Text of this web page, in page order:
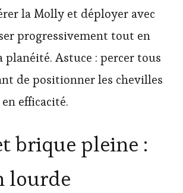
la Molly et déployer avec
progressivement tout en
Astuce : percer tous
de positionner les chevilles
efficacité.
brique pleine :
lourde